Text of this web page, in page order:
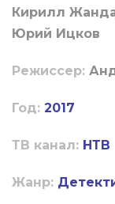
Кирилл
Юрий Ицков
Режиссер:
Год: 2017
ТВ канал: НТВ
Жанр: